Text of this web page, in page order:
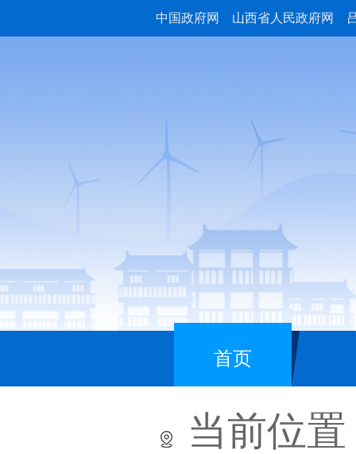
中国政府网 山西省人民政府网
首页
当前位